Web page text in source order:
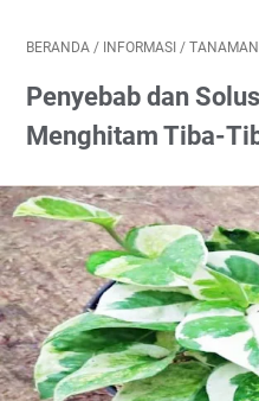
BERANDA / INFORMASI /
Penyebab dan
Menghitam Tiba-